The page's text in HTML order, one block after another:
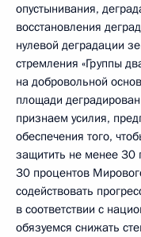
опустынивания,
восстановления
нулевой деградации
стремления «Группы
на добровольной
площади
признаем усилия,
обеспечения того,
защитить не менее 30
30 процентов
содействовать
в соответствии с
обязуемся снижать